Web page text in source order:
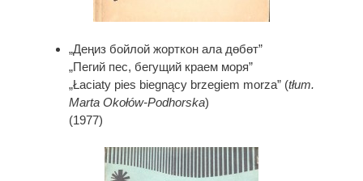
„Деңиз бойлой жорткон ала дөбөт”
„Пегий пес, бегущий краем моря”
„Łaciaty pies biegnący brzegiem morza” (tłum.
Marta Okołów-Podhorska)
(1977)